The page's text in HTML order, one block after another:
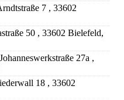
7 , 33602
50 , 33602 Bielefeld,
Johanneswerkstraße 27a ,
18 , 33602